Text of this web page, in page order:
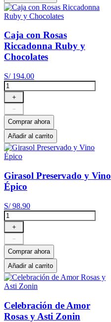
Caja con Rosas
Riccadonna Ruby y
Chocolates
S/ 194.00
＋
－
Comprar ahora
Añadir al carrito
Girasol Preservado y Vino
Épico
S/ 98.90
＋
－
Comprar ahora
Añadir al carrito
Celebración de Amor
Rosas y Asti Zonin